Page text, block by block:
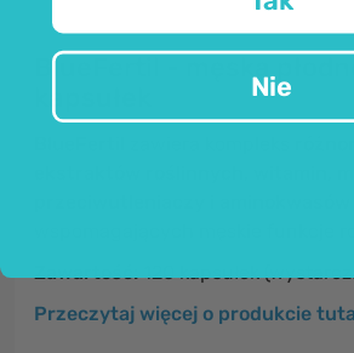
BlueFertil - męska
Zawartość:120 kapsułek
Przeczytaj więcej o produkcie
Nie